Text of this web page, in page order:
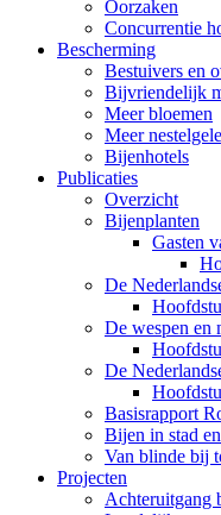
Oorzaken
Concurrentie
Bescherming
Bestuivers en
Bijvriendelijk
Meer bloemen
Meer
Bijenhotels
Publicaties
Overzicht
Bijenplanten
Gasten
De
De wespen en
De
Basisrapport
Bijen in stad
Van blinde bij
Projecten
Achteruitgang